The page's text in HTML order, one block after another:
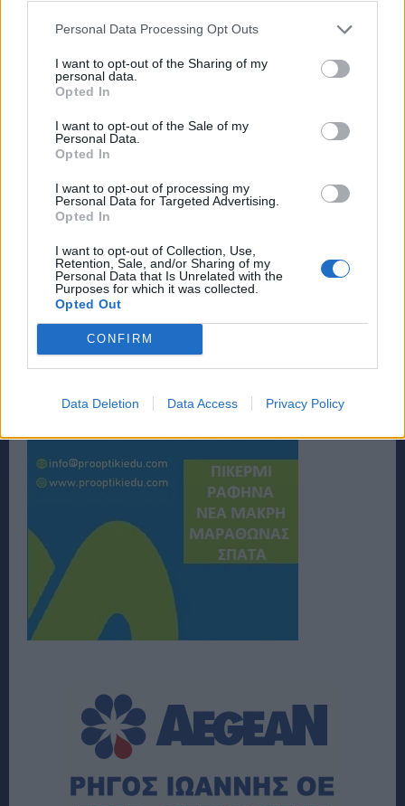
Personal Data Processing Opt Outs
I want to opt-out of the Sharing of my
personal data.
Opted In
I want to opt-out of the Sale of my
Personal Data.
Opted In
I want to opt-out of processing my
Personal Data for Targeted Advertising.
Opted In
I want to opt-out of Collection, Use,
Retention, Sale, and/or Sharing of my
Personal Data that Is Unrelated with the
Purposes for which it was collected.
Opted Out
CONFIRM
Data Deletion Data Access Privacy Policy